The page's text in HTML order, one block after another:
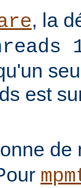
, la
est
de